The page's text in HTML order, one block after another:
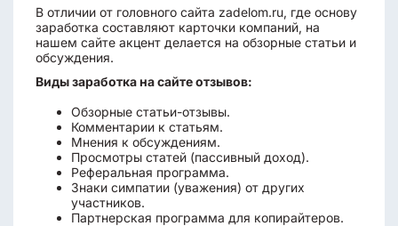
В отличии от головного сайта zadelom.ru, где основу
заработка составляют карточки компаний, на
нашем сайте акцент делается на обзорные статьи и
обсуждения.
Виды заработка на сайте отзывов:
Обзорные статьи-отзывы.
Комментарии к статьям.
Мнения к обсуждениям.
Просмотры статей (пассивный доход).
Реферальная программа.
Знаки симпатии (уважения) от других
участников.
Партнерская программа для копирайтеров.